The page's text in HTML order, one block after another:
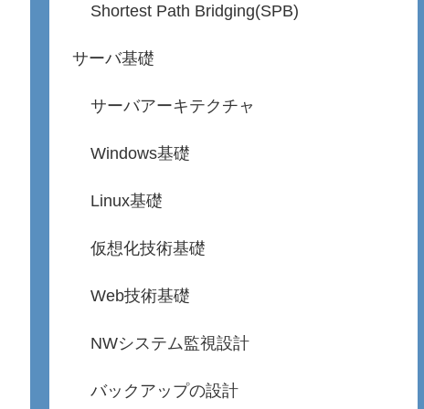
Shortest Path Bridging(SPB)
サーバ基礎
サーバアーキテクチャ
Windows基礎
Linux基礎
仮想化技術基礎
Web技術基礎
NWシステム監視設計
バックアップの設計